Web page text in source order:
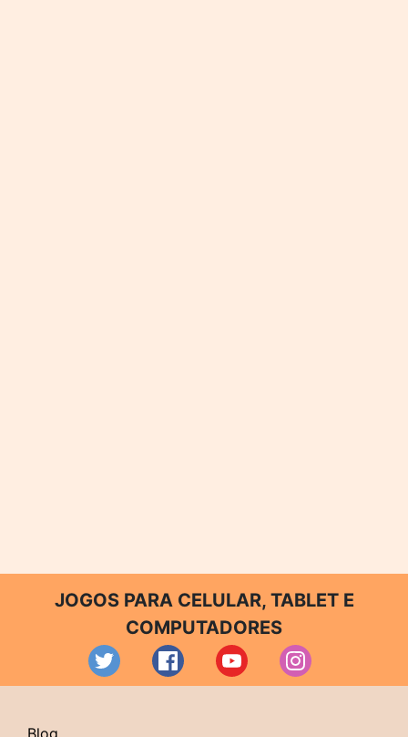
JOGOS PARA CELULAR, TABLET E
COMPUTADORES
Blog